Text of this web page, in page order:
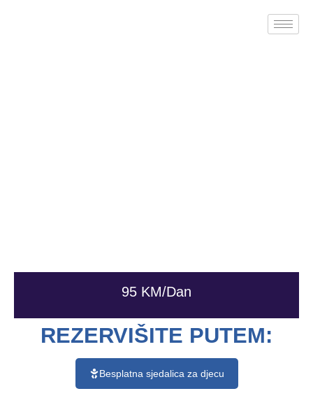
95 KM/Dan
REZERVIŠITE PUTEM:
Besplatna sjedalica za djecu